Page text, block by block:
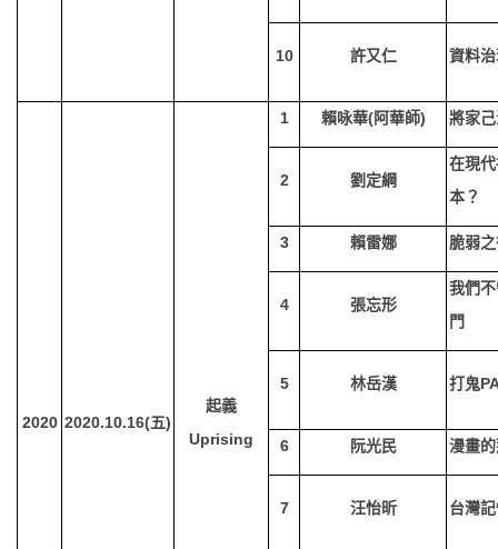
10 許又仁 資料
2020 2020.10.16(五)
起義
Uprising
1 賴咏華(阿華師) 將家
2 劉定綱
在現
本？
3 賴雷娜 脆弱
4 張忘形
我們
門
5 林岳漢 打鬼
6 阮光民 漫畫
7 汪怡昕 台灣